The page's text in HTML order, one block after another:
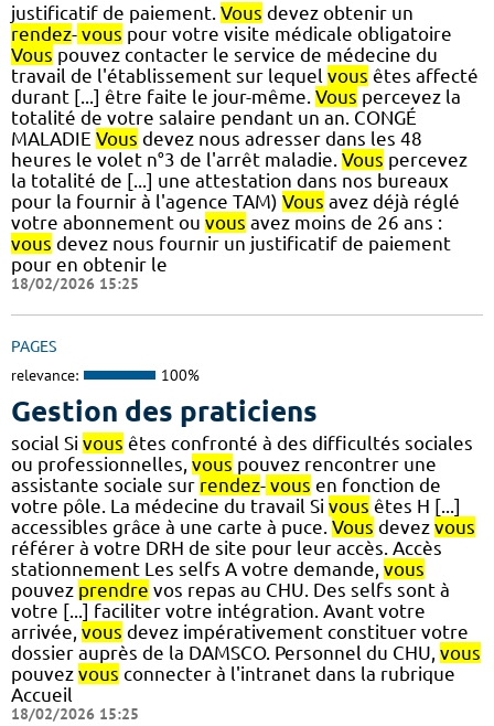
justificatif de paiement. Vous devez obtenir un
rendez- vous pour votre visite médicale obligatoire
Vous pouvez contacter le service de médecine du
travail de l'établissement sur lequel vous êtes affecté
durant [...] être faite le jour-même. Vous percevez la
totalité de votre salaire pendant un an. CONGÉ
MALADIE Vous devez nous adresser dans les 48
heures le volet n°3 de l'arrêt maladie. Vous percevez
la totalité de [...] une attestation dans nos bureaux
pour la fournir à l'agence TAM) Vous avez déjà réglé
votre abonnement ou vous avez moins de 26 ans :
vous devez nous fournir un justificatif de paiement
pour en obtenir le
18/02/2026 15:25
PAGES
relevance: 100%
Gestion des praticiens
social Si vous êtes confronté à des difficultés sociales
ou professionnelles, vous pouvez rencontrer une
assistante sociale sur rendez- vous en fonction de
votre pôle. La médecine du travail Si vous êtes H [...]
accessibles grâce à une carte à puce. Vous devez vous
référer à votre DRH de site pour leur accès. Accès
stationnement Les selfs A votre demande, vous
pouvez prendre vos repas au CHU. Des selfs sont à
votre [...] faciliter votre intégration. Avant votre
arrivée, vous devez impérativement constituer votre
dossier auprès de la DAMSCO. Personnel du CHU, vous
pouvez vous connecter à l'intranet dans la rubrique
Accueil
18/02/2026 15:25